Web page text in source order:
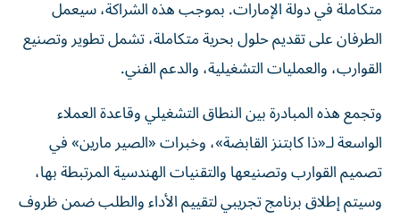
متكاملة في دولة الإمارات. بموجب هذه الشراكة، سيعمل
الطرفان على تقديم حلول بحرية متكاملة، تشمل تطوير وتصنيع
القوارب، والعمليات التشغيلية، والدعم الفني.
وتجمع هذه المبادرة بين النطاق التشغيلي وقاعدة العملاء
الواسعة لـ«ذا كابتنز القابضة»، وخبرات «الصير مارين» في
تصميم القوارب وتصنيعها والتقنيات الهندسية المرتبطة بها،
وسيتم إطلاق برنامج تجريبي لتقييم الأداء والطلب ضمن ظروف